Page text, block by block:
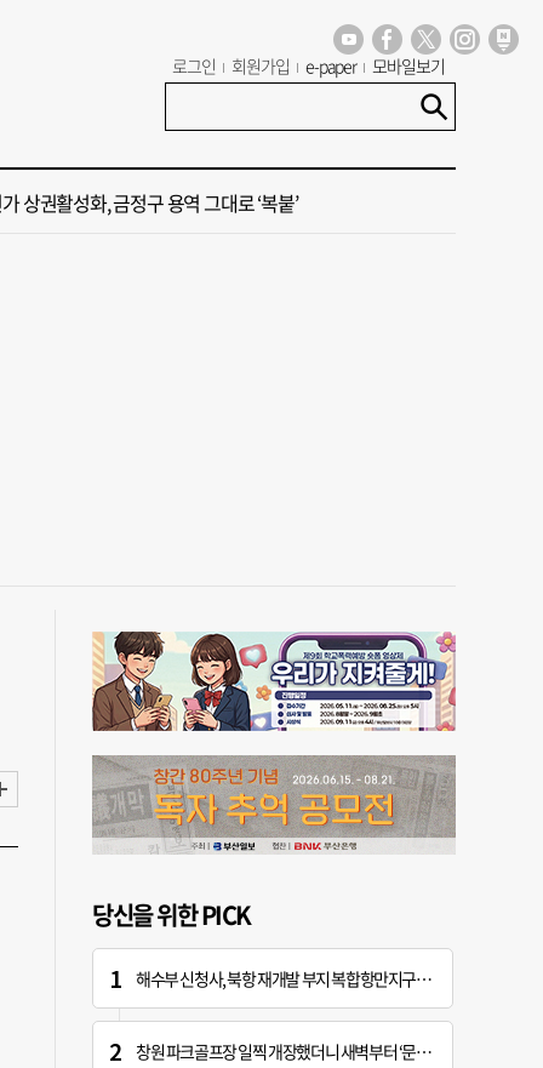
로그인 회원가입 e-paper 모바일보기
보 오늘의 운세] 8월 6일(음 6월 24일)
가 상권활성화, 금정구 용역 그대로 ‘복붙’
해양수산부’ 2030년 부산 북항시대 연다
당신을 위한 PICK
해수부 신청사, 북항 재개발 부지 복합항만지구 확정
창원 파크골프장 일찍 개장했더니 새벽부터 ‘문전성시’